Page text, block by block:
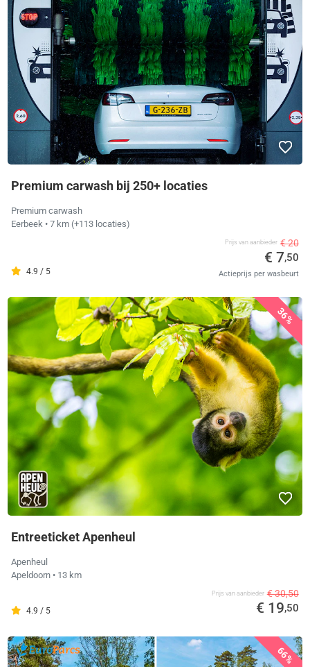
Premium carwash bij 250+ locaties
Premium carwash
Eerbeek • 7 km (+113 locaties)
4.9 / 5
Prijs van aanbieder € 20
€ 7,50
Actieprijs per wasbeurt
36%
Entreeticket Apenheul
Apenheul
Apeldoorn • 13 km
4.9 / 5
Prijs van aanbieder € 30,50
€ 19,50
66%